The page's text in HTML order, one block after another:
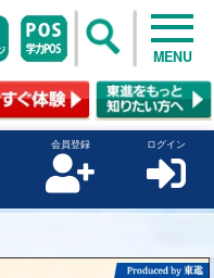
MENU
会員登録 ログイン